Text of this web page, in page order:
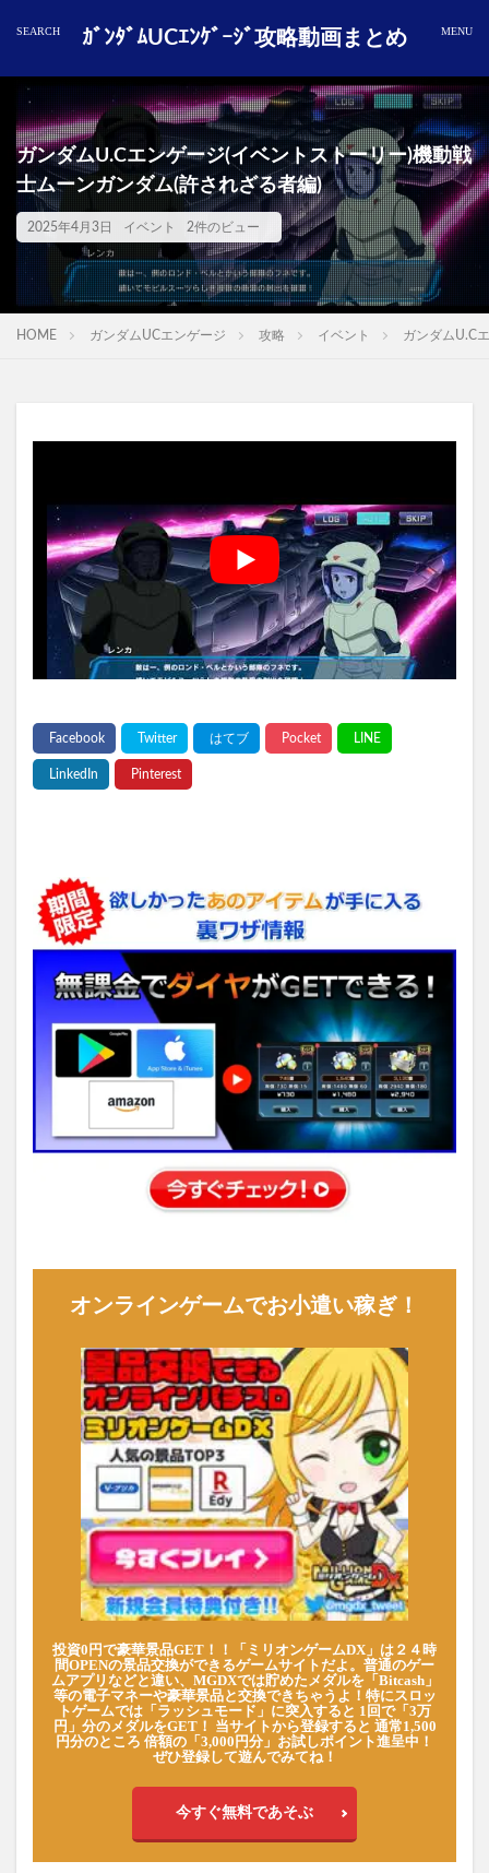
ｶﾞﾝﾀﾞﾑUCｴﾝｹﾞｰｼﾞ攻略動画まとめ
ガンダムU.Cエンゲージ(イベントストーリー)機動戦
士ムーンガンダム(許されざる者編)
2025年4月3日 イベント 2件のビュー
HOME ガンダムUCエンゲージ 攻略 イベント ガンダムU.C
オンラインゲームでお小遣い稼ぎ！
投資0円で豪華景品GET！！「ミリオンゲームDX」は２４時
間OPENの景品交換ができるゲームサイトだよ。普通のゲー
ムアプリなどと違い、MGDXでは貯めたメダルを「Bitcash」
等の電子マネーや豪華景品と交換できちゃうよ！特にスロッ
トゲームでは「ラッシュモード」に突入すると 1回で「3万
円」分のメダルをGET！ 当サイトから登録すると 通常1,500
円分のところ 倍額の「3,000円分」お試しポイント進呈中！
ぜひ登録して遊んでみてね！
今すぐ無料であそぶ